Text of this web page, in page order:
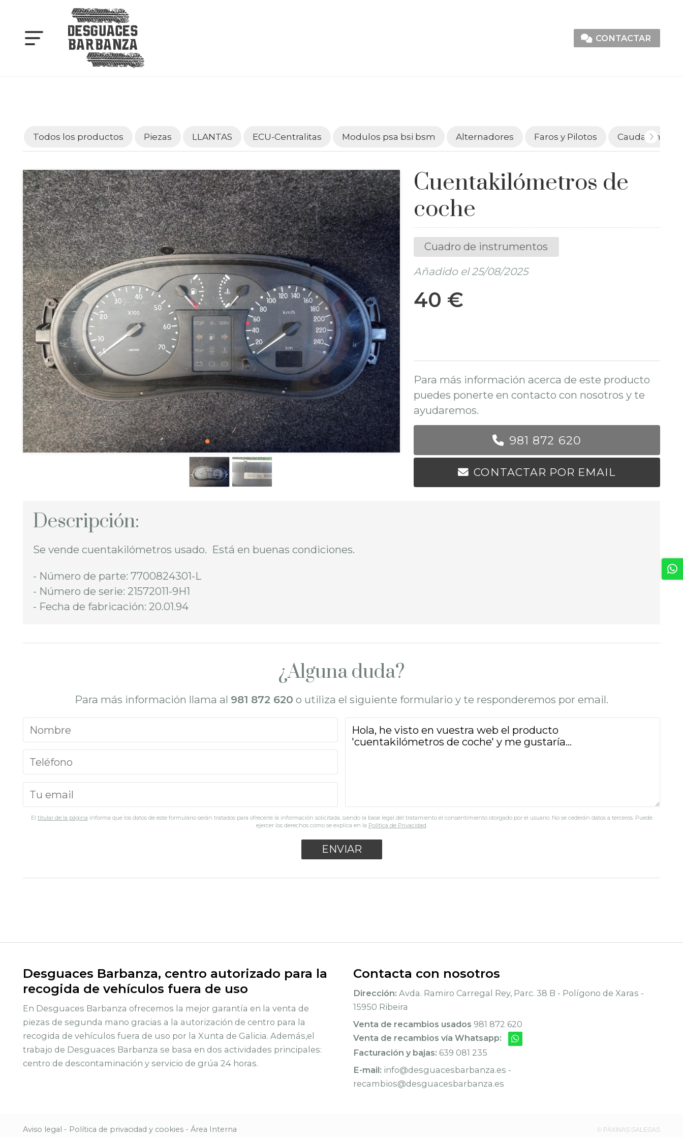
CONTACTAR
Todos los productos Piezas LLANTAS ECU-Centralitas Modulos psa bsi bsm Alternadores Faros y Pilotos Caudalímetros
Cuentakilómetros de
coche
Cuadro de instrumentos
Añadido el 25/08/2025
40 €
Para más información acerca de este producto
puedes ponerte en contacto con nosotros y te
ayudaremos.
981 872 620
CONTACTAR POR EMAIL
Descripción:
Se vende cuentakilómetros usado. Está en buenas condiciones.
- Número de parte: 7700824301-L
- Número de serie: 21572011-9H1
- Fecha de fabricación: 20.01.94
¿Alguna duda?
Para más información llama al 981 872 620 o utiliza el siguiente formulario y te responderemos por email.
El titular de la página informa que los datos de este formulario serán tratados para ofrecerle la información solicitada, siendo la base legal del tratamiento el consentimiento otorgado por el usuario. No se cederán datos a terceros. Puede
ejercer los derechos como se explica en la Política de Privacidad.
Desguaces Barbanza, centro autorizado para la
recogida de vehículos fuera de uso
En Desguaces Barbanza ofrecemos la mejor garantía en la venta de
piezas de segunda mano gracias a la autorización de centro para la
recogida de vehículos fuera de uso por la Xunta de Galicia. Además,el
trabajo de Desguaces Barbanza se basa en dos actividades principales:
centro de descontaminación y servicio de grúa 24 horas.
Contacta con nosotros
Dirección: Avda. Ramiro Carregal Rey, Parc. 38 B - Polígono de Xaras -
15950 Ribeira
Venta de recambios usados 981 872 620
Venta de recambios vía Whatsapp:
Facturación y bajas: 639 081 235
E-mail: info@desguacesbarbanza.es -
recambios@desguacesbarbanza.es
Aviso legal - Política de privacidad y cookies - Área Interna © PÁXINAS GALEGAS